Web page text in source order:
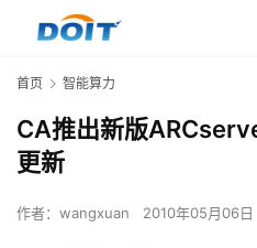
首页 智能算力
CA推出新版
更新
作者： wangxuan 2010年05月06日